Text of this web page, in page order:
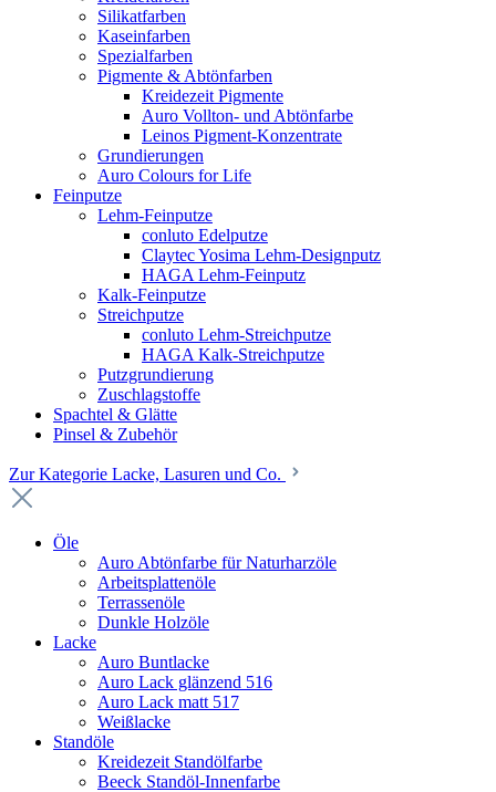
Silikatfarben
Kaseinfarben
Spezialfarben
Pigmente & Abtönfarben
Kreidezeit Pigmente
Auro Vollton- und Abtönfarbe
Leinos Pigment-Konzentrate
Grundierungen
Auro Colours for Life
Feinputze
Lehm-Feinputze
conluto Edelputze
Claytec Yosima Lehm-Designputz
HAGA Lehm-Feinputz
Kalk-Feinputze
Streichputze
conluto Lehm-Streichputze
HAGA Kalk-Streichputze
Putzgrundierung
Zuschlagstoffe
Spachtel & Glätte
Pinsel & Zubehör
Zur Kategorie Lacke, Lasuren und Co.
Öle
Auro Abtönfarbe für Naturharzöle
Arbeitsplattenöle
Terrassenöle
Dunkle Holzöle
Lacke
Auro Buntlacke
Auro Lack glänzend 516
Auro Lack matt 517
Weißlacke
Standöle
Kreidezeit Standölfarbe
Beeck Standöl-Innenfarbe